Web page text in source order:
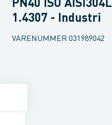
PN40 ISO AISI304L
1.4307 - Industri
VARENUMMER 031989042